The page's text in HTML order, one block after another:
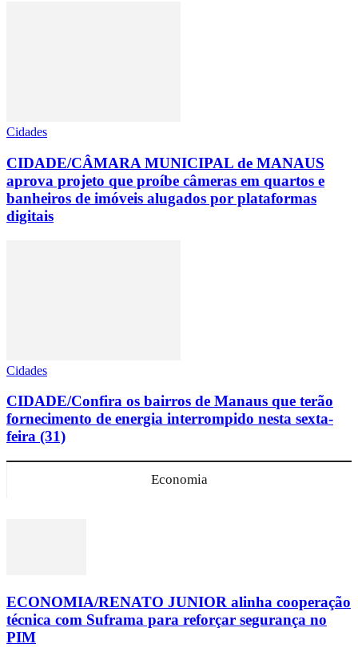
Cidades
CIDADE/CÂMARA MUNICIPAL de MANAUS
aprova projeto que proíbe câmeras em quartos e
banheiros de imóveis alugados por plataformas
digitais
Cidades
CIDADE/Confira os bairros de Manaus que terão
fornecimento de energia interrompido nesta sexta-
feira (31)
Economia
ECONOMIA/RENATO JUNIOR alinha cooperação
técnica com Suframa para reforçar segurança no
PIM